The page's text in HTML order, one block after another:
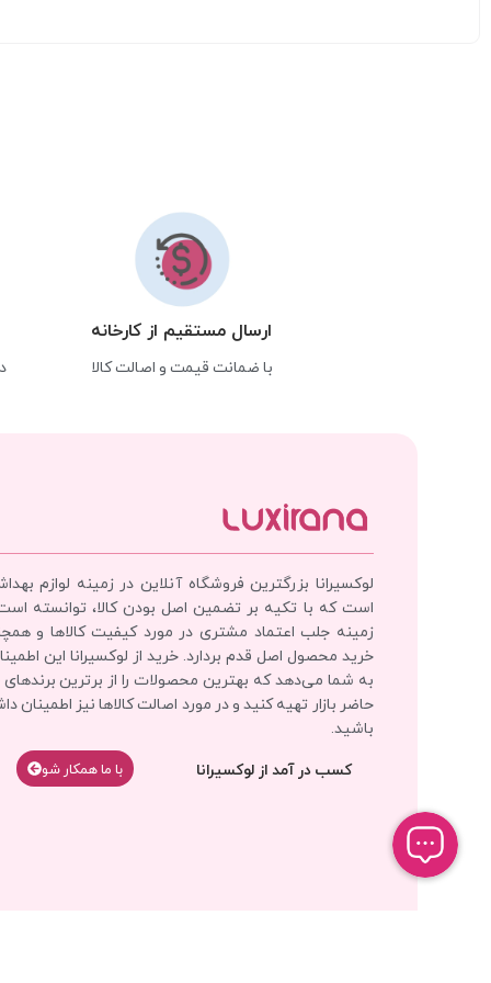
ارسال مستقیم از کارخانه
با ضمانت قیمت و اصالت کالا
لوکسیرانا بزرگترین فروشگاه آنلاین در زمینه لوازم
است که با تکیه بر تضمین اصل بودن کالا، توانسته
زمینه جلب اعتماد مشتری در مورد کیفیت کالاها و
خرید محصول اصل قدم بردارد. خرید از لوکسیرانا این
به شما می‌دهد که بهترین محصولات را از برترین برندهای
حاضر بازار تهیه کنید و در مورد اصالت کالاها نیز اطمینان
باشید.
کسب در آمد از لوکسیرانا با‌‌ ما همکار شو